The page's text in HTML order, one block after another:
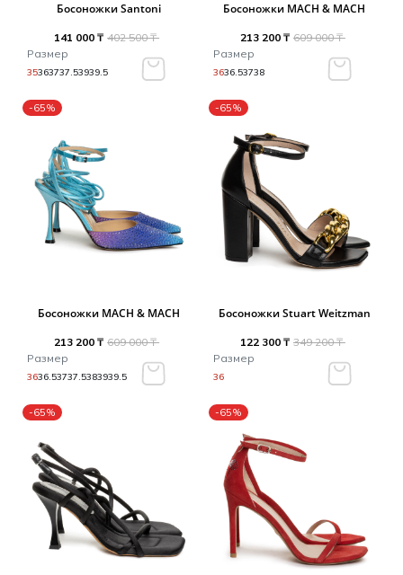
Босоножки Santoni
141 000 ₸ 402 500 ₸
Размер
35363737.53939.5
Босоножки MACH & MACH
213 200 ₸ 609 000 ₸
Размер
3636.53738
-65%
Босоножки MACH & MACH
213 200 ₸ 609 000 ₸
Размер
3636.53737.5383939.5
-65%
Босоножки Stuart Weitzman
122 300 ₸ 349 200 ₸
Размер
36
-65% -65%